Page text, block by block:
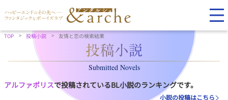
TOP 投稿小説 友情と恋の検索結果
Submitted Novels
アルファポリスで投稿されているBL小説のランキングです。
小説の投稿はこちら